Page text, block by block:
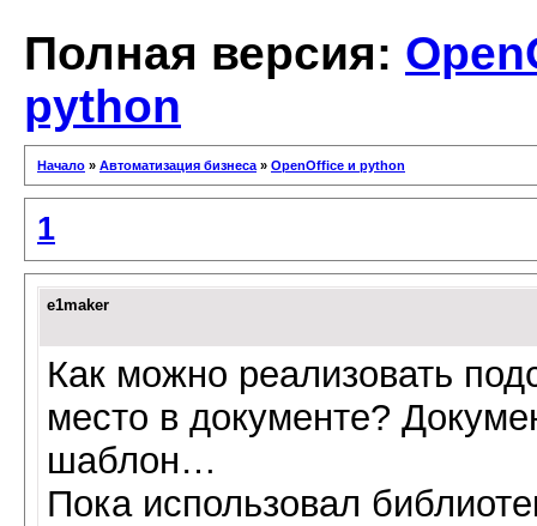
Полная версия:
python
Начало » Автоматизация бизнеса » OpenOffice и python
1
e1maker
Как можно реализовать
место в документе?
шаблон…
Пока использовал